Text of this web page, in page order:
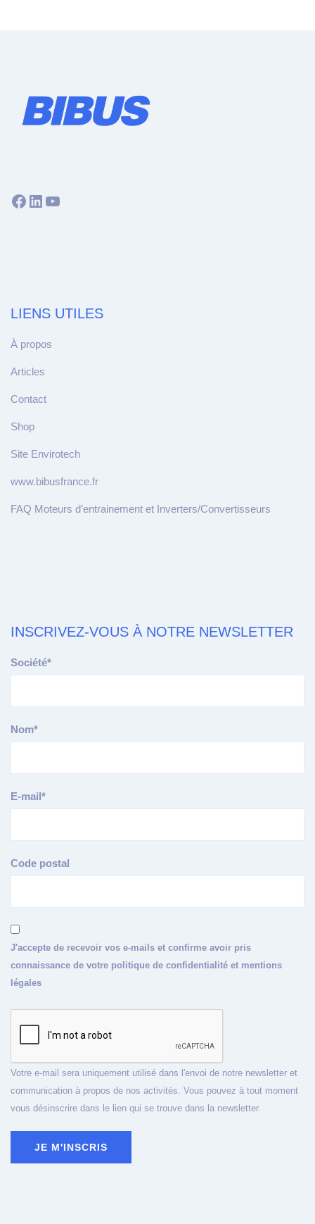
Facebook
LinkedIn
YouTube
LIENS UTILES
À propos
Articles
Contact
Shop
Site Envirotech
www.bibusfrance.fr
FAQ Moteurs d’entrainement et Inverters/Convertisseurs
INSCRIVEZ-VOUS À NOTRE NEWSLETTER
Société*
Nom*
E-mail*
Code postal
J'accepte de recevoir vos e-mails et confirme avoir pris
connaissance de votre politique de confidentialité et mentions
légales
Votre e-mail sera uniquement utilisé dans l'envoi de notre newsletter et
communication à propos de nos activités. Vous pouvez à tout moment
vous désinscrire dans le lien qui se trouve dans la newsletter.